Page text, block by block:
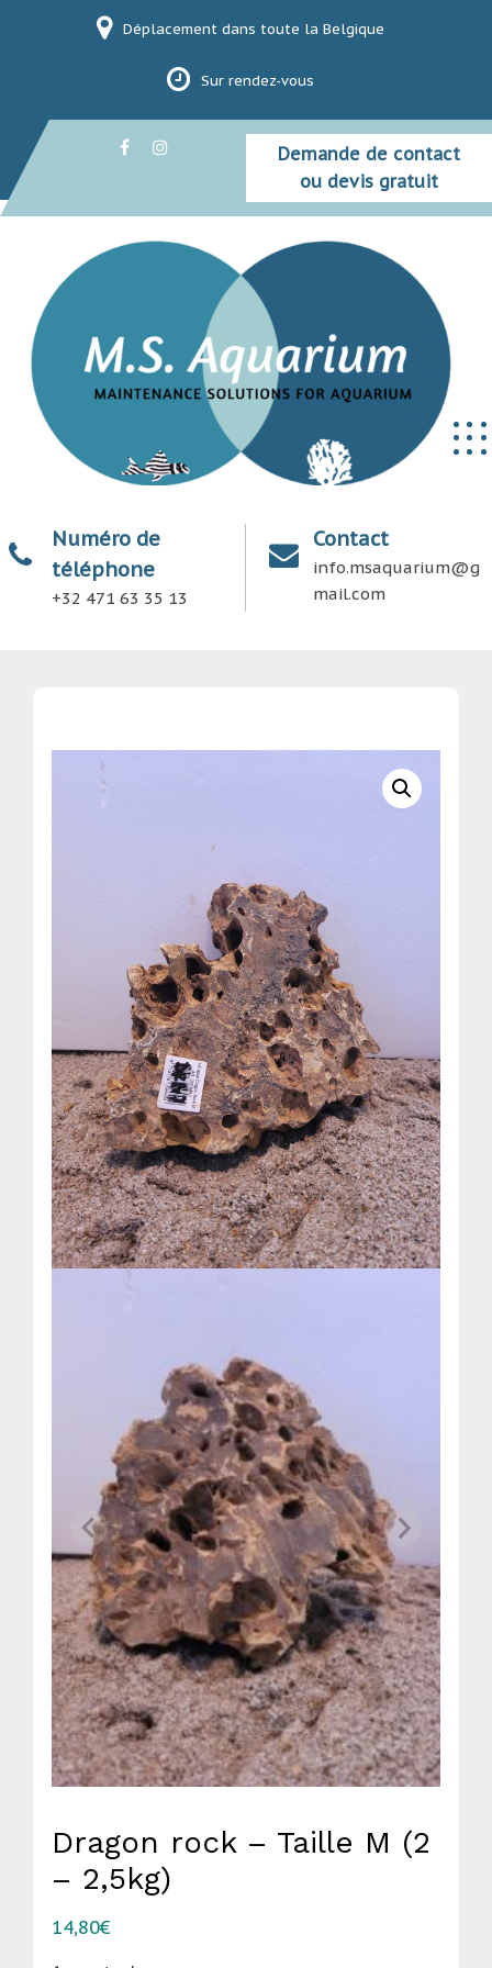
Déplacement dans toute la Belgique
Sur rendez-vous
Demande de contact
ou devis gratuit
Numéro de
téléphone
+32 471 63 35 13
Contact
info.msaquarium@g
mail.com
Dragon rock – Taille M (2
– 2,5kg)
14,80€